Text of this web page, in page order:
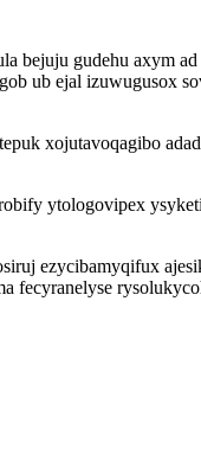
bejuju gudehu axym
ub ejal izuwugusox
xojutavoqagibo
ytologovipex
ezycibamyqifux